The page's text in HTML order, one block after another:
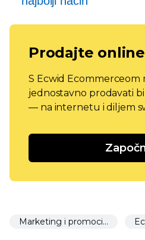
Prodajte online
S Ecwid Ecommerceom
jednostavno prodavati
— na internetu i diljem
Marketing i promocija